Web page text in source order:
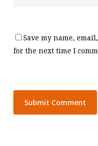
Save my name,
for the next time I